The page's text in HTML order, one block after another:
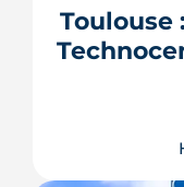
Toulouse